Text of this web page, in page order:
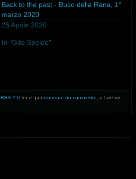
Back to the past - Buso della Rana, 1°
marzo 2020
25 Aprile 2020
In "Gite Speleo"
RSS 2.0 feed. puoi lasciare un commento, o fare un